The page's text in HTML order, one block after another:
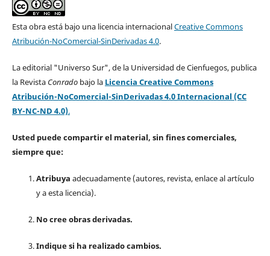
Esta obra está bajo una licencia internacionalCreative Commons
Atribución-NoComercial-SinDerivadas 4.0.
La editorial "Universo Sur", de la Universidad de Cienfuegos, publica
la Revista Conradobajo la Licencia Creative Commons
Atribución-NoComercial-SinDerivadas 4.0 Internacional (CC
BY-NC-ND 4.0).
Usted puede compartir el material, sin fines comerciales,
siempre que:
Atribuya adecuadamente (autores, revista, enlace al artículo
y a esta licencia).
No cree obras derivadas.
Indique si ha realizado cambios.